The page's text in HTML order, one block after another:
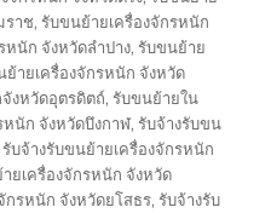
ราช,รับขนย้ายเครื่องจักรหนัก
หนัก จังหวัดลำปาง,รับขนย้าย
ย้ายเครื่องจักรหนัก จังหวัด
งหวัดอุตรดิตถ์,รับขนย้ายใน
หนัก จังหวัดบึงกาฬ,รับจ้างรับขน
รับจ้างรับขนย้ายเครื่องจักรหนัก
ยเครื่องจักรหนัก จังหวัด
กรหนัก จังหวัดยโสธร,รับจ้างรับ